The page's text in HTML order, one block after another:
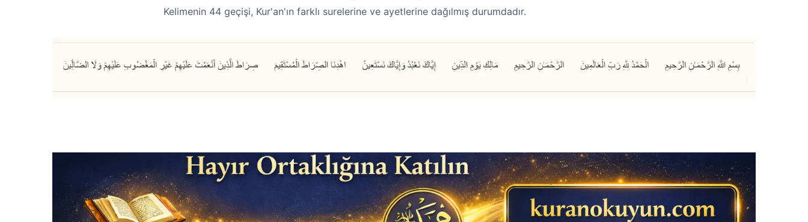
Kelimenin 44 geçişi, Kur'an'ın farklı surelerine ve ayetlerine dağılmış durumdadır.